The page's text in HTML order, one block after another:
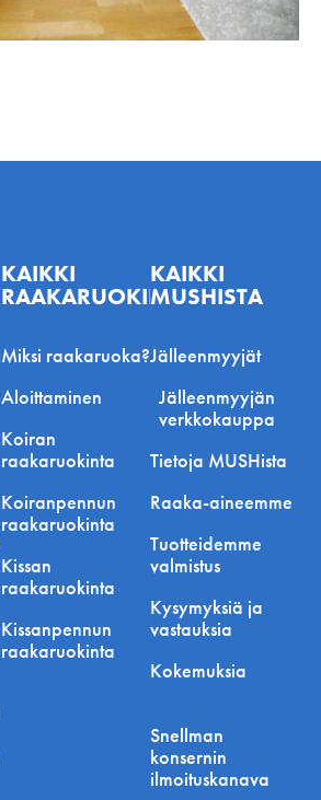
KAIKKI
RAAKARUOKINNASTA
Miksi raakaruoka?
Aloittaminen
Koiran
raakaruokinta
Koiranpennun
raakaruokinta
Kissan
raakaruokinta
Kissanpennun
raakaruokinta
KAIKKI
MUSHISTA
Jälleenmyyjät
Jälleenmyyjän
verkkokauppa
Tietoja MUSHista
Raaka-aineemme
Tuotteidemme
valmistus
Kysymyksiä ja
vastauksia
Kokemuksia
Snellman
konsernin
ilmoituskanava